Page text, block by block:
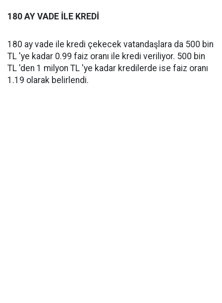
180 AY VADE İLE KREDİ
180 ay vade ile kredi çekecek vatandaşlara da 500 bin
TL 'ye kadar 0.99 faiz oranı ile kredi veriliyor. 500 bin
TL 'den 1 milyon TL 'ye kadar kredilerde ise faiz oranı
1.19 olarak belirlendi.